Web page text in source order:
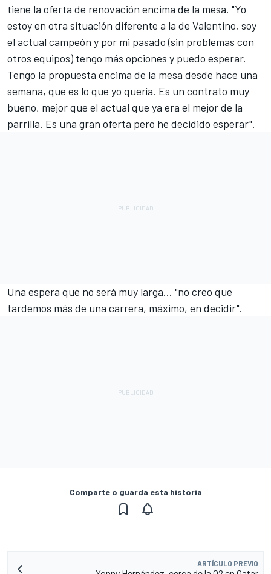
tiene la oferta de renovación encima de la mesa. "Yo
estoy en otra situación diferente a la de Valentino, soy
el actual campeón y por mi pasado (sin problemas con
otros equipos) tengo más opciones y puedo esperar.
Tengo la propuesta encima de la mesa desde hace una
semana, que es lo que yo quería. Es un contrato muy
bueno, mejor que el actual que ya era el mejor de la
parrilla. Es una gran oferta pero he decidido esperar".
Una espera que no será muy larga… "no creo que
tardemos más de una carrera, máximo, en decidir".
Comparte o guarda esta historia
ARTÍCULO PREVIO